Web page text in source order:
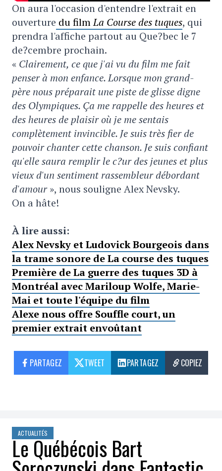
On aura l'occasion d'entendre l'extrait en
ouverture du filmLa Course des tuques, qui
prendra l'affiche partout au Que?bec le 7
de?cembre prochain.
« Clairement, ce que j'ai vu du film me fait
penser à mon enfance. Lorsque mon grand-
père nous préparait une piste de glisse digne
des Olympiques. Ça me rappelle des heures et
des heures de plaisir où je me sentais
complètement invincible. Je suis très fier de
pouvoir chanter cette chanson. Je suis confiant
qu'elle saura remplir le c?ur des jeunes et plus
vieux d'un sentiment rassembleur débordant
d'amour», nous souligne Alex Nevsky.
On a hâte!
À lire aussi:
Alex Nevsky et Ludovick Bourgeois dans
la trame sonore de La course des tuques
Première de La guerre des tuques 3D à
Montréal avec Mariloup Wolfe, Marie-
Mai et toute l'équipe du film
Alexe nous offre Souffle court, un
premier extrait envoûtant
PARTAGEZ TWEET PARTAGEZ COPIEZ
ACTUALITÉS
Le Québécois Bart